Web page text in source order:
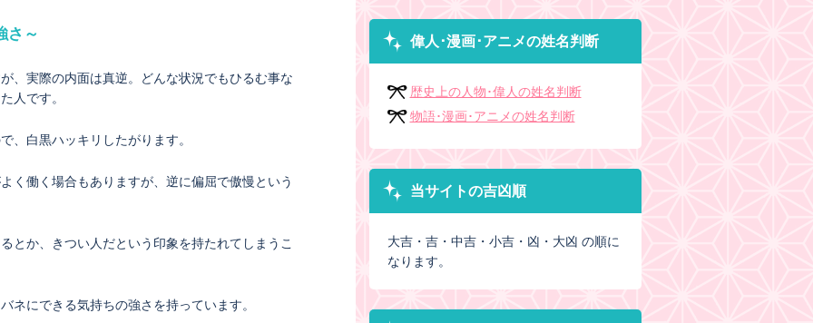
さ～
、実際の内面は真逆。どんな状況でもひるむ事な
人です。
、白黒ハッキリしたがります。
く働く場合もありますが、逆に偏屈で傲慢という
とか、きつい人だという印象を持たれてしまうこ
ネにできる気持ちの強さを持っています。
偉人･漫画･アニメの姓名判断
歴史上の人物･偉人の姓名判断
物語･漫画･アニメの姓名判断
当サイトの吉凶順
大吉・吉・中吉・小吉・凶・大凶 の順に
なります。